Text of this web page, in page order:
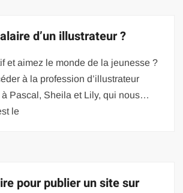
d’un illustrateur ?
et aimez le monde de la jeunesse ?
à la profession d’illustrateur
Pascal, Sheila et Lily, qui nous…
le
pour publier un site sur